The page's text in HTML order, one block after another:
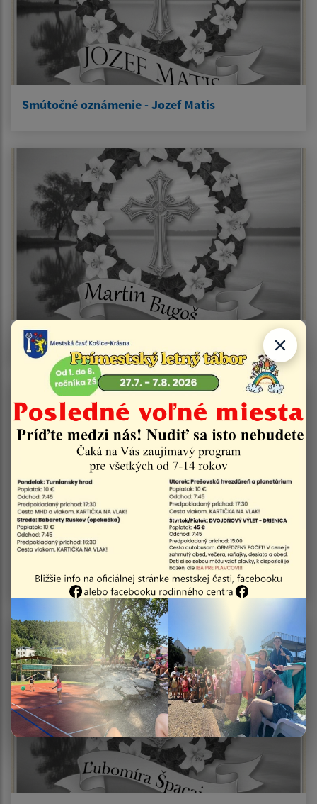
Smútočné oznámenie - Jozef Matis
Smútočné oznámenie - Martin Bugoš
Smútočné oznámenie - František Behún